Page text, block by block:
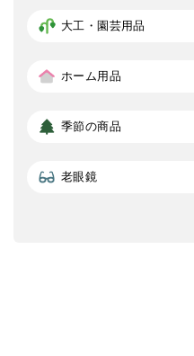
大工・園芸用品
ホーム用品
季節の商品
老眼鏡